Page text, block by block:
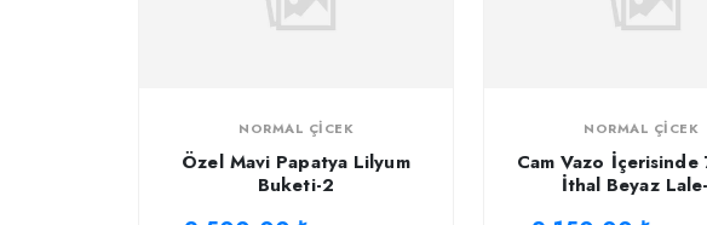
NORMAL ÇICEK
Özel Mavi Papatya Lilyum
Buketi-2
NORMAL ÇICEK
Cam Vazo
İthal Beyaz